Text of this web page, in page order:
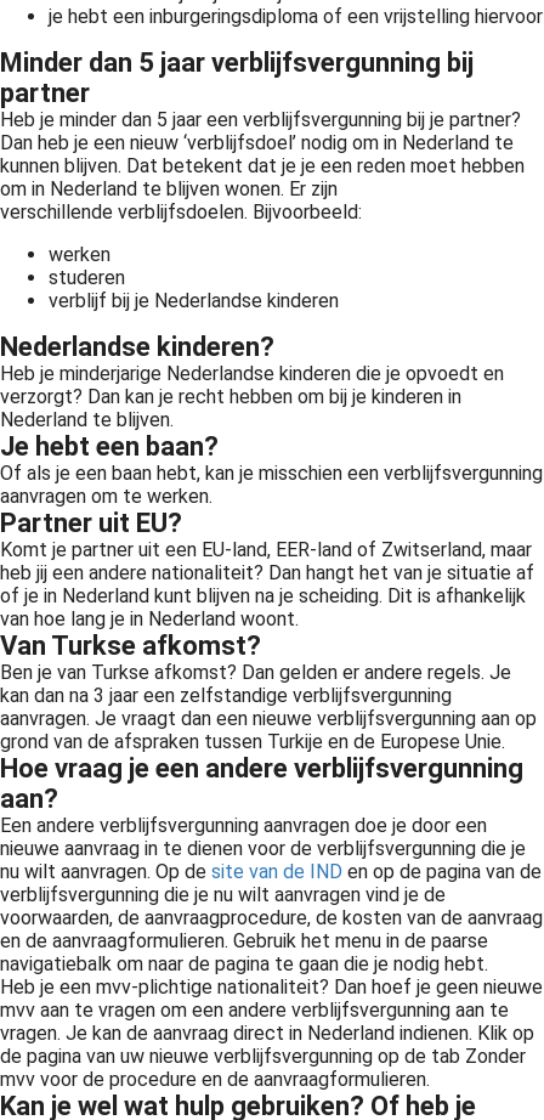
je hebt een inburgeringsdiploma of een vrijstelling hiervoor
Minder dan 5 jaar verblijfsvergunning bij
partner
Heb je minder dan 5 jaar een verblijfsvergunning bij je partner?
Dan heb je een nieuw ‘verblijfsdoel’ nodig om in Nederland te
kunnen blijven. Dat betekent dat je je een reden moet hebben
om in Nederland te blijven wonen. Er zijn
verschillende verblijfsdoelen. Bijvoorbeeld:
werken
studeren
verblijf bij je Nederlandse kinderen
Nederlandse kinderen?
Heb je minderjarige Nederlandse kinderen die je opvoedt en
verzorgt? Dan kan je recht hebben om bij je kinderen in
Nederland te blijven.
Je hebt een baan?
Of als je een baan hebt, kan je misschien een verblijfsvergunning
aanvragen om te werken.
Partner uit EU?
Komt je partner uit een EU-land, EER-land of Zwitserland, maar
heb jij een andere nationaliteit? Dan hangt het van je situatie af
of je in Nederland kunt blijven na je scheiding. Dit is afhankelijk
van hoe lang je in Nederland woont.
Van Turkse afkomst?
Ben je van Turkse afkomst? Dan gelden er andere regels. Je
kan dan na 3 jaar een zelfstandige verblijfsvergunning
aanvragen. Je vraagt dan een nieuwe verblijfsvergunning aan op
grond van de afspraken tussen Turkije en de Europese Unie.
Hoe vraag je een andere verblijfsvergunning
aan?
Een andere verblijfsvergunning aanvragen doe je door een
nieuwe aanvraag in te dienen voor de verblijfsvergunning die je
nu wilt aanvragen. Op de site van de IND en op de pagina van de
verblijfsvergunning die je nu wilt aanvragen vind je de
voorwaarden, de aanvraagprocedure, de kosten van de aanvraag
en de aanvraagformulieren. Gebruik het menu in de paarse
navigatiebalk om naar de pagina te gaan die je nodig hebt.
Heb je een mvv-plichtige nationaliteit? Dan hoef je geen nieuwe
mvv aan te vragen om een andere verblijfsvergunning aan te
vragen. Je kan de aanvraag direct in Nederland indienen. Klik op
de pagina van uw nieuwe verblijfsvergunning op de tab Zonder
mvv voor de procedure en de aanvraagformulieren.
Kan je wel wat hulp gebruiken? Of heb je